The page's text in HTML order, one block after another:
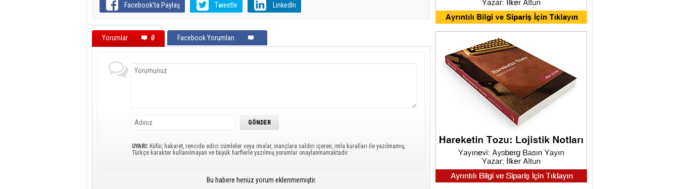
Facebook'ta Paylaş Tweetle LinkedIn
Yorumlar 0 Facebook Yorumları
UYARI: Küfür, hakaret, rencide edici cümleler veya imalar, inançlara saldırı içeren, imla kuralları ile yazılmamış,
Türkçe karakter kullanılmayan ve büyük harflerle yazılmış yorumlar onaylanmamaktadır.
Bu habere henüz yorum eklenmemiştir.